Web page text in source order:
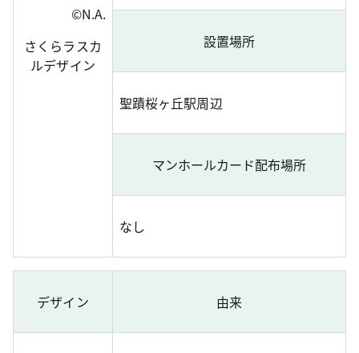
©N.A.
さくらラスカ
ルデザイン
設置場所
聖蹟桜ヶ丘駅周辺
マンホールカード配布場所
なし
デザイン 由来